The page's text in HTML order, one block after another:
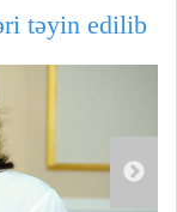
təyin edilib